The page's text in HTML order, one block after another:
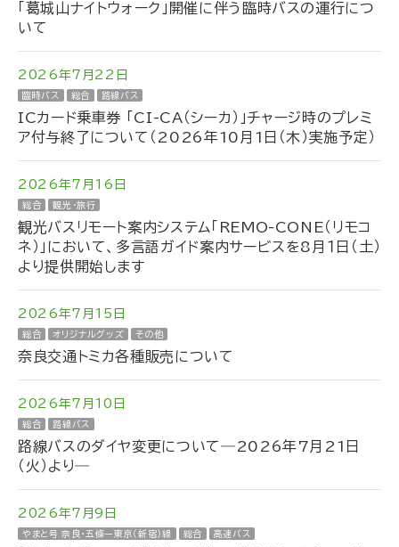
「葛城山ナイトウォーク」開催に伴う臨時バスの運行につ
いて
2026年7月22日
臨時バス 総合 路線バス
ICカード乗車券 「CI-CA（シーカ）」チャージ時のプレミ
ア付与終了について（2026年10月1日（木）実施予定）
2026年7月16日
総合 観光・旅行
観光バスリモート案内システム「REMO-CONE（リモコ
ネ）」において、多言語ガイド案内サービスを8月１日（土）
より提供開始します
2026年7月15日
総合 オリジナルグッズ その他
奈良交通トミカ各種販売について
2026年7月10日
総合 路線バス
路線バスのダイヤ変更について―2026年7月21日
（火）より―
2026年7月9日
やまと号 奈良・五條ー東京（新宿）線 総合 高速バス